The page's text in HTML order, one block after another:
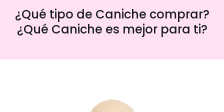
¿Qué tipo de Caniche comprar?
¿Qué Caniche es mejor para ti?